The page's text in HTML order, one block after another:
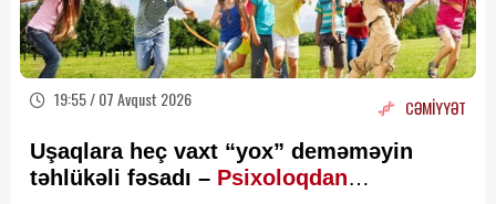
19:55 / 07 Avqust 2026 CƏMİYYƏT
Uşaqlara heç vaxt “yox” deməməyin
təhlükəli fəsadı – Psixoloqdan